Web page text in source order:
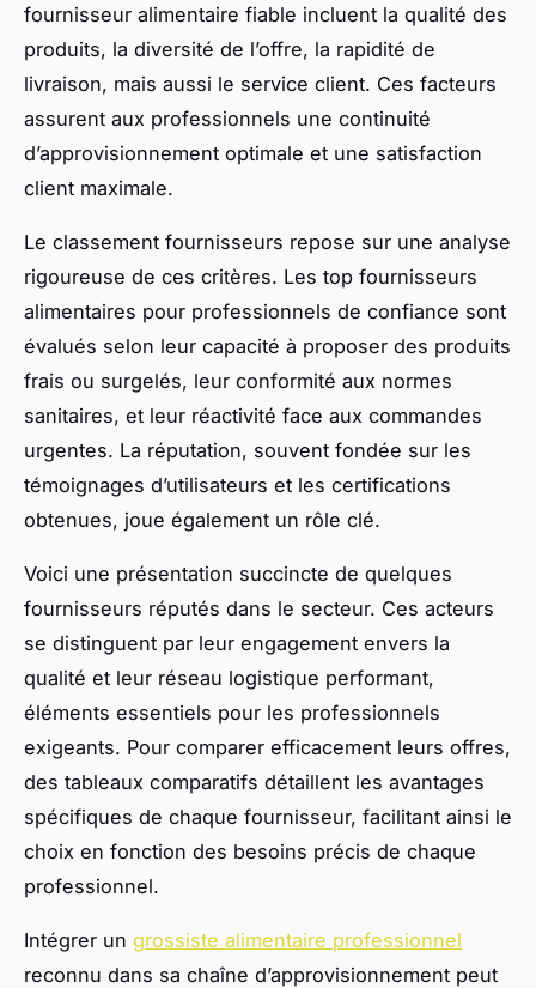
fournisseur alimentaire fiable incluent la qualité des
produits, la diversité de l’offre, la rapidité de
livraison, mais aussi le service client. Ces facteurs
assurent aux professionnels une continuité
d’approvisionnement optimale et une satisfaction
client maximale.
Le classement fournisseurs repose sur une analyse
rigoureuse de ces critères. Les top fournisseurs
alimentaires pour professionnels de confiance sont
évalués selon leur capacité à proposer des produits
frais ou surgelés, leur conformité aux normes
sanitaires, et leur réactivité face aux commandes
urgentes. La réputation, souvent fondée sur les
témoignages d’utilisateurs et les certifications
obtenues, joue également un rôle clé.
Voici une présentation succincte de quelques
fournisseurs réputés dans le secteur. Ces acteurs
se distinguent par leur engagement envers la
qualité et leur réseau logistique performant,
éléments essentiels pour les professionnels
exigeants. Pour comparer efficacement leurs offres,
des tableaux comparatifs détaillent les avantages
spécifiques de chaque fournisseur, facilitant ainsi le
choix en fonction des besoins précis de chaque
professionnel.
Intégrer un grossiste alimentaire professionnel
reconnu dans sa chaîne d’approvisionnement peut